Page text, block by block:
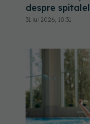
despre
31 iul 2026, 10:31